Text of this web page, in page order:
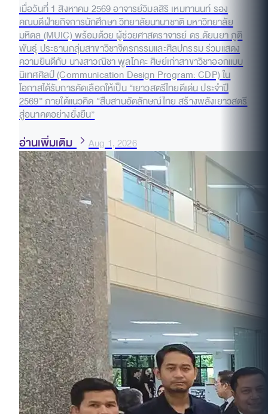
เมื่อวันที่ 1 สิงหาคม 2569 อาจารย์วิมลสิริ เหมทานนท์ รอง
คณบดีฝ่ายกิจการนักศึกษา วิทยาลัยนานาชาติ มหาวิทยาลัย
มหิดล (MUIC) พร้อมด้วย ผู้ช่วยศาสตราจารย์ ดร.ดัยนยา ภูติ
พันธุ์ ประธานกลุ่มสาขาวิชาจิตรกรรมและศิลปกรรม ร่วมแสดง
ความยินดีกับ นางสาวณิชา พูลโภคะ ศิษย์เก่าสาขาวิชาออกแบบ
นิเทศศิลป์ (Communication Design Program: CDP) ใน
โอกาสได้รับการคัดเลือกให้เป็น “เยาวสตรีไทยดีเด่น ประจำปี
2569” ภายใต้แนวคิด “สืบสานอัตลักษณ์ไทย สร้างพลังเยาวสตรี
สู่อนาคตอย่างยั่งยืน”
อ่านเพิ่มเติม Aug 1, 2026